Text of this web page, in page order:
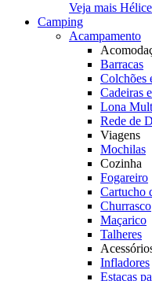
Veja mais
Camping
Acampamento
Barracas
Colchões
Cadeiras
Lona
Rede de
Viagens
Mochilas
Cozinha
Fogareiro
Cartucho
Churrasco
Maçarico
Talheres
Infladores
Estacas